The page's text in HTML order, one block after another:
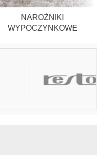
NAROŻNIKI
WYPOCZYNKOWE